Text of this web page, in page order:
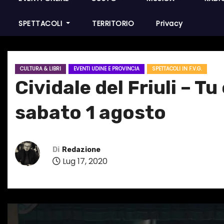
SPETTACOLI TERRITORIO Privacy
CULTURA & LIBRI EVENTI UDINE E PROVINCIA SPETTACOLI IN F.V.G.
Cividale del Friuli –
sabato 1 agosto
Di Redazione
Lug 17, 2020